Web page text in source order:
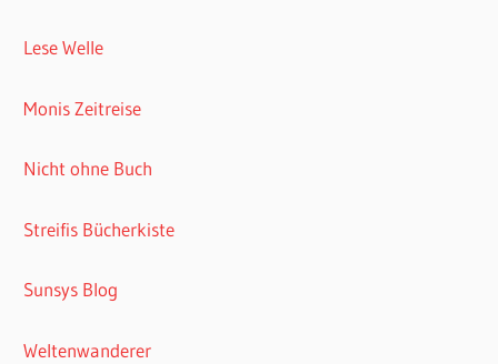
Lese Welle
Monis Zeitreise
Nicht ohne Buch
Streifis Bücherkiste
Sunsys Blog
Weltenwanderer